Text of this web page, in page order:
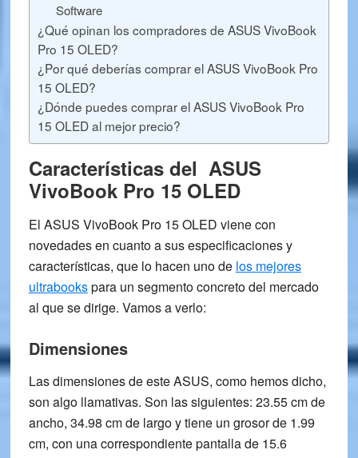
Software
¿Qué opinan los compradores de ASUS VivoBook
Pro 15 OLED?
¿Por qué deberías comprar el ASUS VivoBook Pro
15 OLED?
¿Dónde puedes comprar el ASUS VivoBook Pro
15 OLED al mejor precio?
Características del ASUS
VivoBook Pro 15 OLED
El ASUS VivoBook Pro 15 OLED viene con
novedades en cuanto a sus especificaciones y
características, que lo hacen uno de los mejores
ultrabookspara un segmento concreto del mercado
al que se dirige. Vamos a verlo:
Dimensiones
Las dimensiones de este ASUS, como hemos dicho,
son algo llamativas. Son las siguientes: 23.55 cm de
ancho, 34.98 cm de largoy tiene un grosor de 1.99
cm, con una correspondiente pantalla de 15.6